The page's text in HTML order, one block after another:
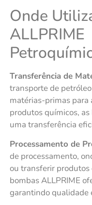
Onde
Transferência de
transporte de
matérias-primas para
produtos químicos,
uma transferência
Processamento de
de processamento,
ou transferir produtos
bombas ALLPRIME
garantindo qualidade